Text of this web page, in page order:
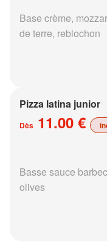
Base crème,
de terre, reblochon
Pizza latina junior
Dès 11.00 €
Basse sauce
olives